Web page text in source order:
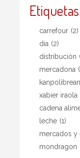
carrefour (2)
dia (2)
distribución
mercadona
kanpolibrean
xabier iraola
cadena
leche (1)
mercados y
mondragon